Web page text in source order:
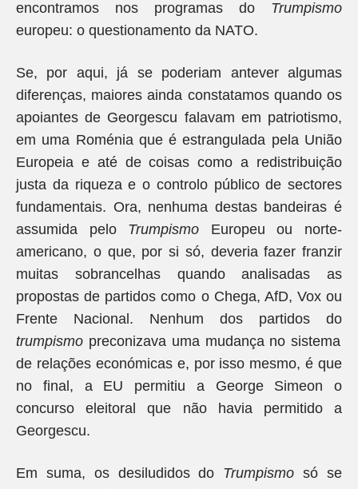
encontramos nos programas do Trumpismo
europeu: o questionamento da NATO.
Se, por aqui, já se poderiam antever algumas
diferenças, maiores ainda constatamos quando os
apoiantes de Georgescu falavam em patriotismo,
em uma Roménia que é estrangulada pela União
Europeia e até de coisas como a redistribuição
justa da riqueza e o controlo público de sectores
fundamentais. Ora, nenhuma destas bandeiras é
assumida pelo Trumpismo Europeu ou norte-
americano, o que, por si só, deveria fazer franzir
muitas sobrancelhas quando analisadas as
propostas de partidos como o Chega, AfD, Vox ou
Frente Nacional. Nenhum dos partidos do
trumpismo preconizava uma mudança no sistema
de relações económicas e, por isso mesmo, é que
no final, a EU permitiu a George Simeon o
concurso eleitoral que não havia permitido a
Georgescu.
Em suma, os desiludidos do Trumpismo só se